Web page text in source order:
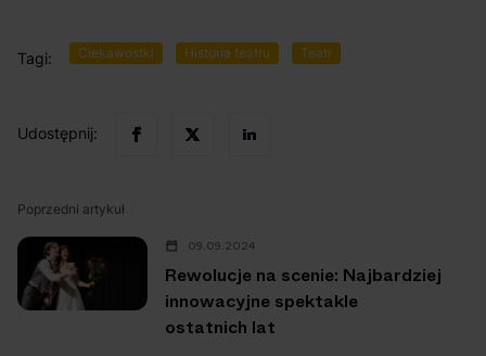
Tagi: Ciekawostki Historia teatru Teatr
Udostępnij:
Poprzedni artykuł
09.09.2024
Rewolucje na scenie: Najbardziej
innowacyjne spektakle
ostatnich lat